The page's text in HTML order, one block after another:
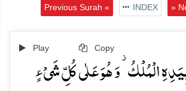
Previous Surah « INDEX »
Play Copy
الۡمُلۡکُ ۫ وَ ہُوَ عَلٰی کُلِّ شَیۡءٍ